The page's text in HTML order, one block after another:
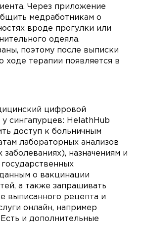
Через приложение
медработникам о
вроде прогулки или
одеяла.
поэтому после выписки
ходе терапии появляется в
цифровой
сингапурцев: HelathHub
доступ к больничным
лабораторных анализов
заболеваниях), назначениям и
о вакцинации
а также запрашивать
выписанного рецепта и
онлайн, например
и дополнительные